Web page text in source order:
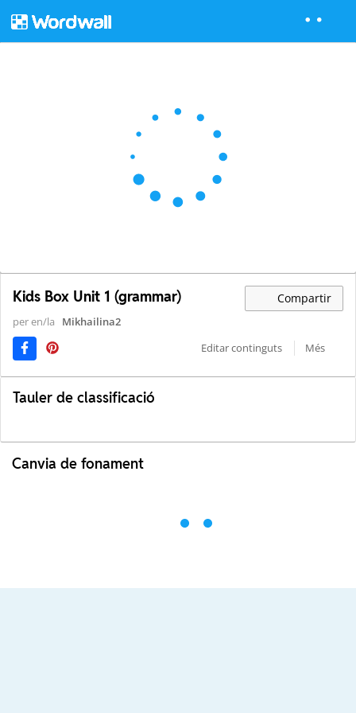
Kids Box Unit 1 (grammar) Compartir
per en/la
Mikhailina2
Editar continguts
Més
Tauler de classificació
Canvia de fonament